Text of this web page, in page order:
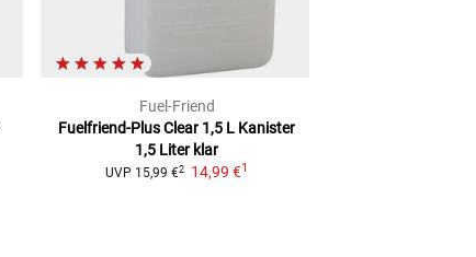
Fuel-Friend
Fuelfriend-Plus Clear 1,5 L Kanister
1,5 Liter klar
UVP 15,99 €2 14,99 €1